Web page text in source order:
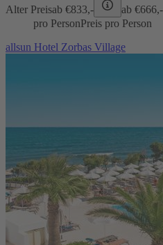
Alter Preisab €833,- ab €666,-
pro PersonPreis pro Person
allsun Hotel Zorbas Village